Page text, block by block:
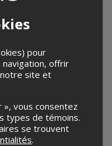
pour
offrir
site et
», vous consentez
types de témoins.
se trouvent
.